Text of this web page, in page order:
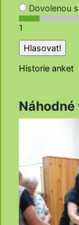
Dovolenou
1
Historie anket
Náhodné